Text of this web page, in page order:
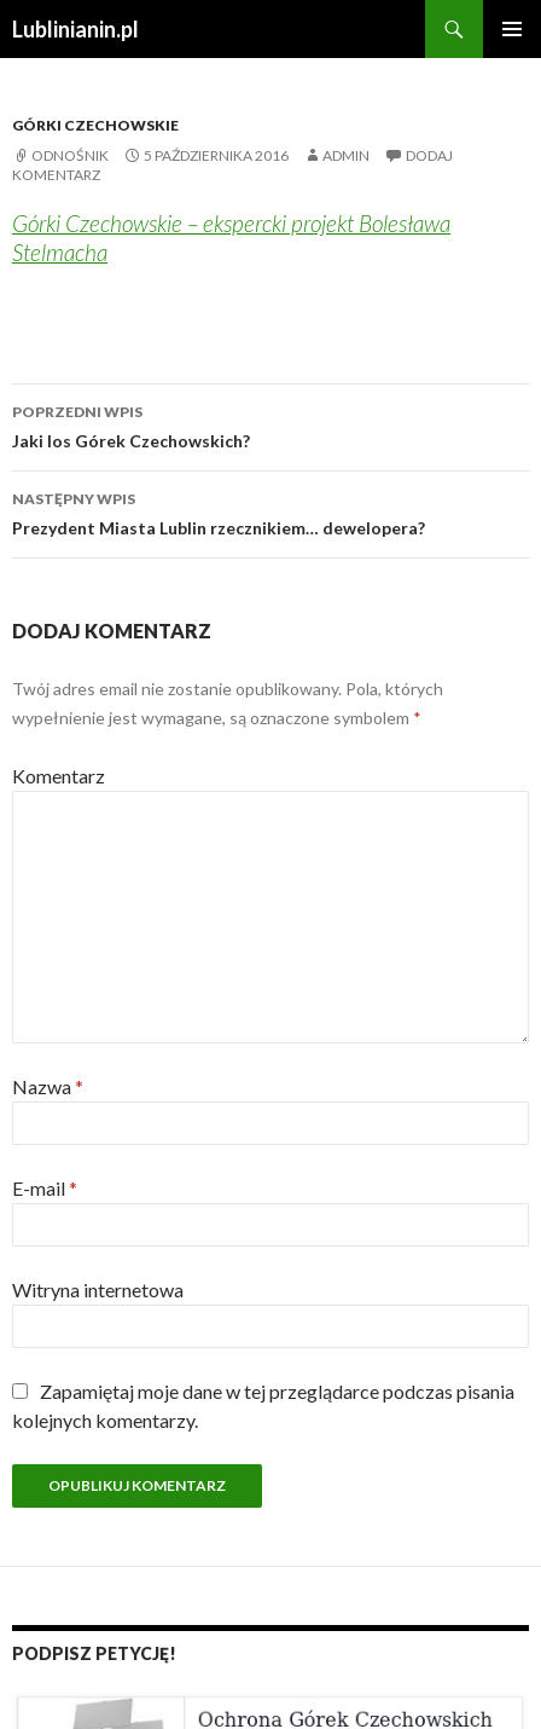
Lublinianin.pl
GÓRKI CZECHOWSKIE
ODNOŚNIK
5 PAŹDZIERNIKA 2016 ADMIN
DODAJ
KOMENTARZ
Górki Czechowskie – ekspercki projekt Bolesława
Stelmacha
Zobacz
wpisy
POPRZEDNI WPIS
Jaki los Górek Czechowskich?
NASTĘPNY WPIS
Prezydent Miasta Lublin rzecznikiem… dewelopera?
DODAJ KOMENTARZ
Twój adres email nie zostanie opublikowany. Pola, których
wypełnienie jest wymagane, są oznaczone symbolem *
Komentarz
Nazwa*
E-mail*
Witryna internetowa
Zapamiętaj moje dane w tej przeglądarce podczas pisania
kolejnych komentarzy.
PODPISZ PETYCJĘ!